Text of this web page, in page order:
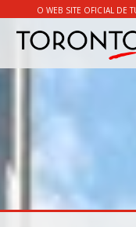
O WEB SITE OFICIAL DE